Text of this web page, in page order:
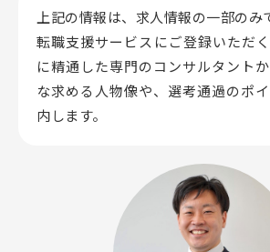
上記の情報は、求人情報の一部のみ
転職支援サービスにご登録いただ
に精通した専門のコンサルタントか
な求める人物像や、選考通過のポ
内します。